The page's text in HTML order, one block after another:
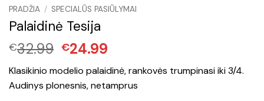
PRADŽIA / SPECIALŪS PASIŪLYMAI
Palaidinė Tesija
€32.99 Original
price
was:
€32.99.
€24.99
price
is:
€24.99.
Klasikinio modelio palaidinė, rankovės trumpinasi iki 3/4.
Audinys plonesnis, netamprus